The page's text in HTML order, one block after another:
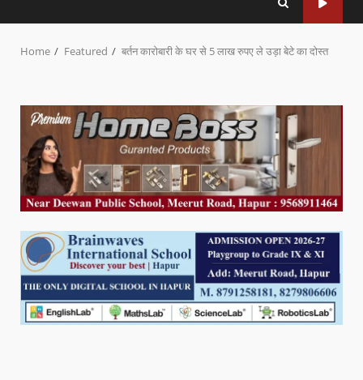
Home Featured बर्तन कारोबारी के घर से 5 लाख रुपए ले उड़ा बेटे का दोस्त